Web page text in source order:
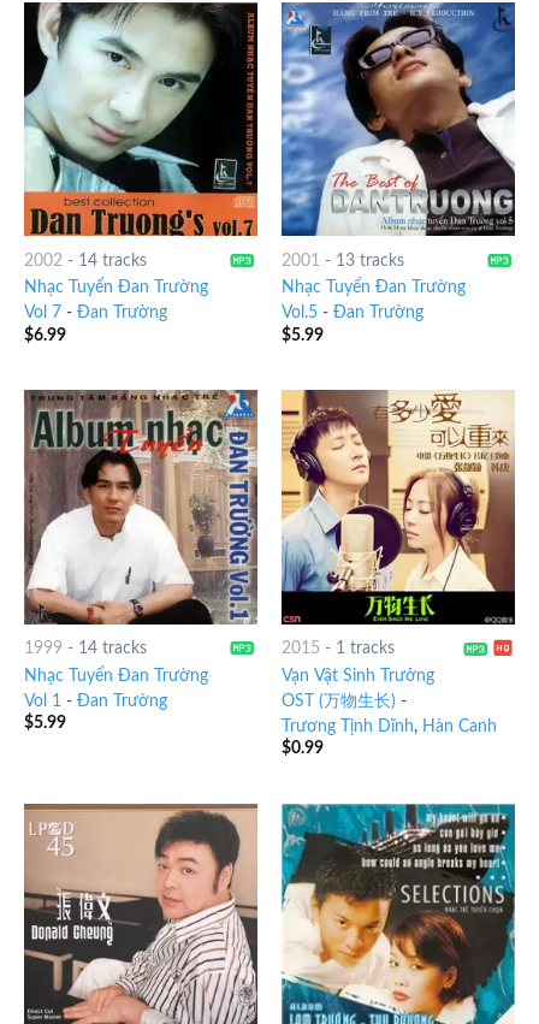
2002- 14 tracks
Nhạc Tuyển Đan Trường
Vol 7 - Đan Trường
$6.99
2001 - 13 tracks
Nhạc Tuyển Đan Trường
Vol.5- Đan Trường
$5.99
1999 - 14 tracks
Nhạc Tuyển Đan Trường
Vol 1 - Đan Trường
$5.99
2015 - 1 tracks
Vạn Vật Sinh Trưởng
OST (万物生长) -
Trương Tịnh Dĩnh, Hàn Canh
$0.99